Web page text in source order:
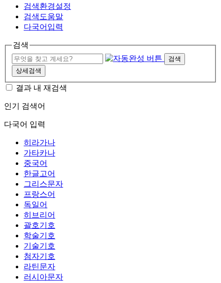
검색환경설정
검색도움말
다국어입력
검색
검색
상세검색
결과 내 재검색
인기 검색어
다국어 입력
히라가나
가타카나
중국어
한글고어
그리스문자
프랑스어
독일어
히브리어
괄호기호
학술기호
기술기호
첨자기호
라틴문자
러시아문자